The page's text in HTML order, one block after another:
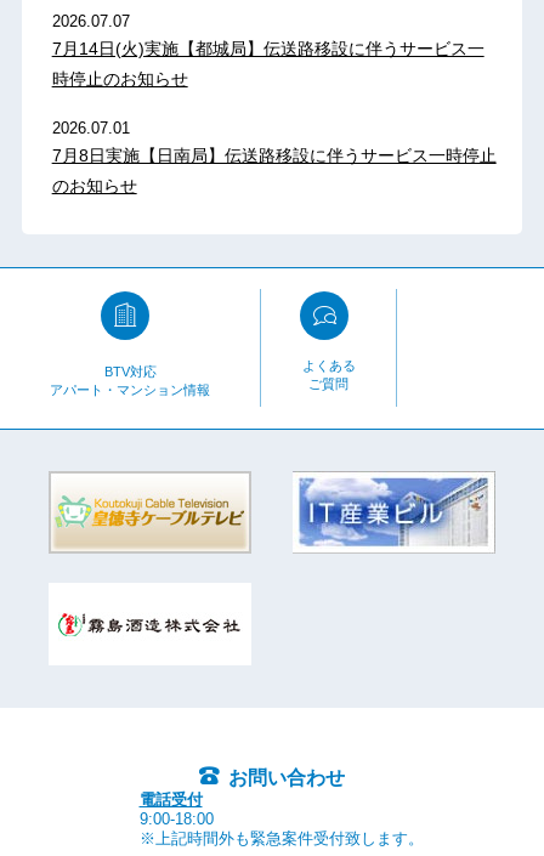
2026.07.07
7月14日(火)実施【都城局】伝送路移設に伴うサービス一
時停止のお知らせ
2026.07.01
7月8日実施【日南局】伝送路移設に伴うサービス一時停止
のお知らせ
BTV対応
アパート・マンション情報
よくある
ご質問
お問い合わせ
電話受付
9:00-18:00
※上記時間外も緊急案件受付致します。